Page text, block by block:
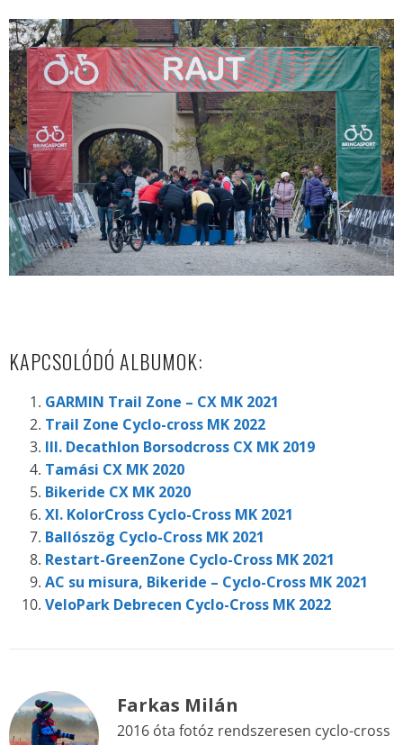
KAPCSOLÓDÓ ALBUMOK:
GARMIN Trail Zone – CX MK 2021
Trail Zone Cyclo-cross MK 2022
III. Decathlon Borsodcross CX MK 2019
Tamási CX MK 2020
Bikeride CX MK 2020
XI. KolorCross Cyclo-Cross MK 2021
Ballószög Cyclo-Cross MK 2021
Restart-GreenZone Cyclo-Cross MK 2021
AC su misura, Bikeride – Cyclo-Cross MK 2021
VeloPark Debrecen Cyclo-Cross MK 2022
Farkas Milán
2016 óta fotóz rendszeresen cyclo-cross